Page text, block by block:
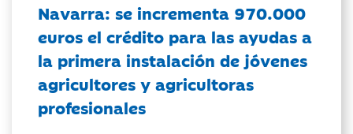
Navarra: se incrementa 970.000
euros el crédito para las ayudas a
la primera instalación de jóvenes
agricultores y agricultoras
profesionales